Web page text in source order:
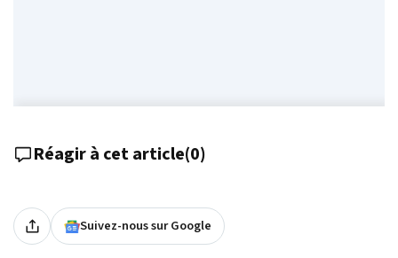
Réagir à cet article(0)
Suivez-nous sur Google